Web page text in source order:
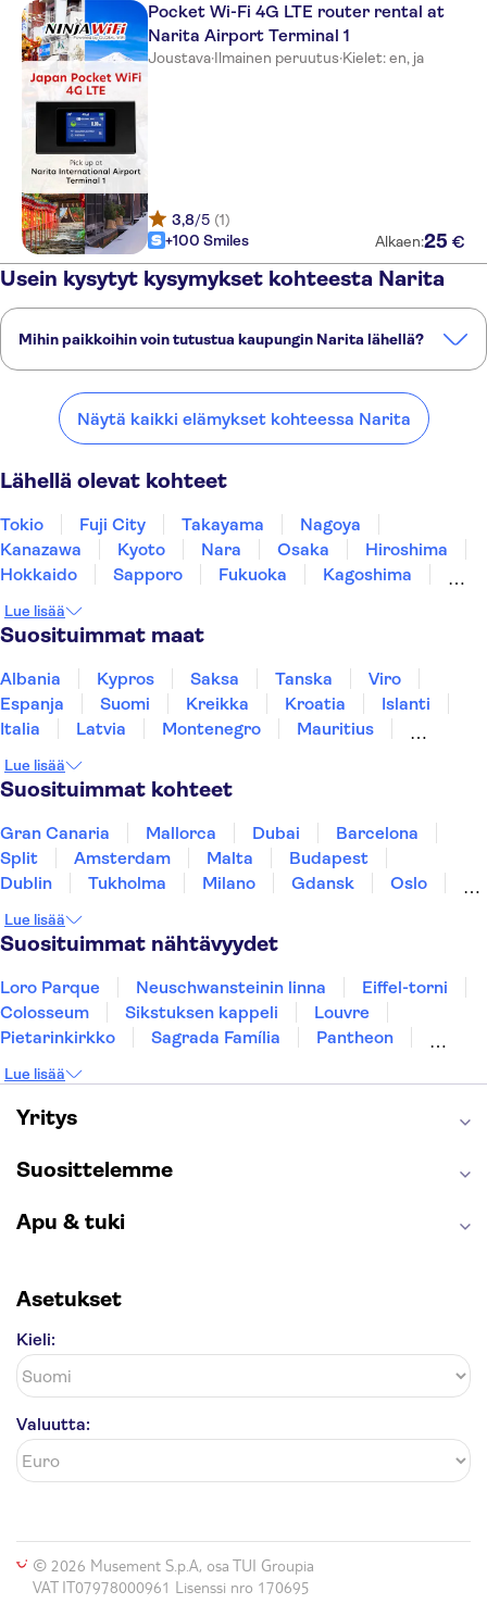
Pocket Wi-Fi 4G LTE router rental at
Narita Airport Terminal 1
Joustava·Ilmainen peruutus·Kielet: en, ja
3,8/5 (1)
+100 Smiles
Alkaen:25 €
Usein kysytyt kysymykset kohteesta Narita
Mihin paikkoihin voin tutustua kaupungin Narita lähellä?
Fuji City Takayama Nagoya Kanazawa
Näytä kaikki elämykset kohteessa Narita
Lähellä olevat kohteet
Tokio Fuji City Takayama
Nagoya
Kanazawa
Kyoto Nara Osaka
Hiroshima
Hokkaido
Sapporo Fukuoka
Kagoshima
Lue lisää
Suosituimmat maat
Albania Kypros Saksa Tanska
Viro
Espanja
Suomi Kreikka Kroatia
Islanti
Italia
Latvia Montenegro
Mauritius
Thaimaa
Turkki
Lue lisää
Suosituimmat kohteet
Gran Canaria Mallorca Dubai
Barcelona
Split
Amsterdam Malta
Budapest
Dublin
Tukholma Milano Gdansk
Oslo
Tallinna
Ljubljana Riika
Lue lisää
Suosituimmat nähtävyydet
Loro Parque Neuschwansteinin linna
Eiffel-torni
Colosseum
Sikstuksen kappeli
Louvre
Pietarinkirkko
Sagrada Família
Pantheon
Keukenhof
London Eye
Montmartre
Wieliczkan suolakaivos
Lue lisää
Yritys
Suosittelemme
Apu & tuki
Asetukset
Kieli:
Valuutta:
© 2026 Musement S.p.A, osa TUI Groupia
VAT IT07978000961 Lisenssi nro 170695